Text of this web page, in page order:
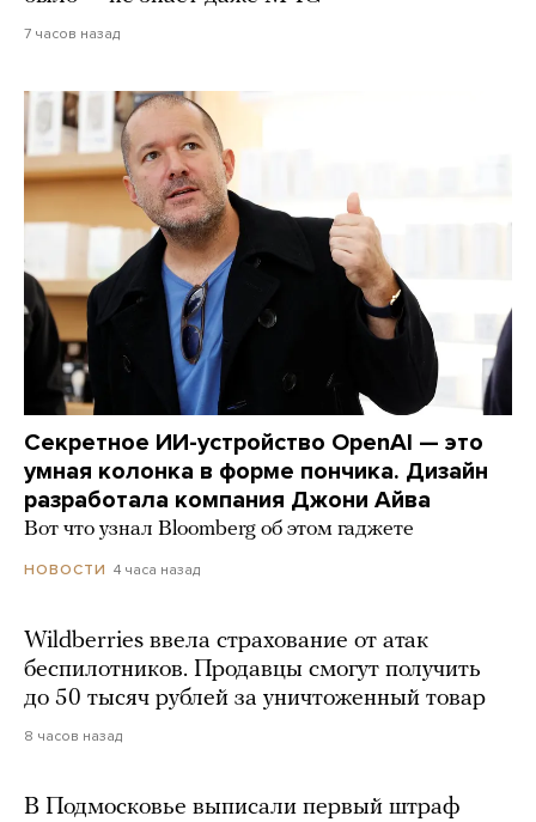
7 часов назад
Секретное ИИ-устройство OpenAI — это
умная колонка в форме пончика. Дизайн
разработала компания Джони Айва
Вот что узнал Bloomberg об этом гаджете
НОВОСТИ 4 часа назад
Wildberries ввела страхование от атак
беспилотников. Продавцы смогут получить
до 50 тысяч рублей за уничтоженный товар
8 часов назад
В Подмосковье выписали первый штраф